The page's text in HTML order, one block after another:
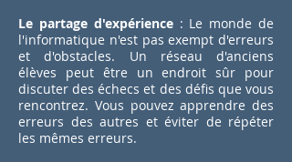
Le partage d'expérience: Le monde de
l'informatique n'est pas exempt d'erreurs
et d'obstacles. Un réseau d'anciens
élèves peut être un endroit sûr pour
discuter des échecs et des défis que vous
rencontrez. Vous pouvez apprendre des
erreurs des autres et éviter de répéter
les mêmes erreurs.